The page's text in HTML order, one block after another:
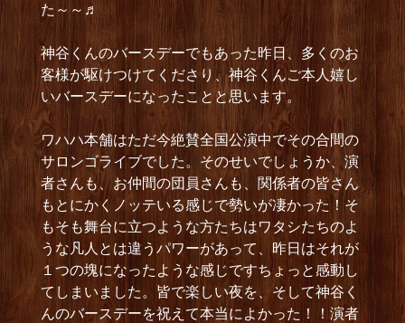
た～～♬
神谷くんのバースデーでもあった昨日、多くのお
客様が駆けつけてくださり、神谷くんご本人嬉し
いバースデーになったことと思います。
ワハハ本舗はただ今絶賛全国公演中でその合間の
サロンゴライブでした。そのせいでしょうか、演
者さんも、お仲間の団員さんも、関係者の皆さん
もとにかくノッテいる感じで勢いが凄かった！そ
もそも舞台に立つような方たちはワタシたちのよ
うな凡人とは違うパワーがあって、昨日はそれが
１つの塊になったような感じですちょっと感動し
てしまいました。皆で楽しい夜を、そして神谷く
んのバースデーを祝えて本当によかった！！演者